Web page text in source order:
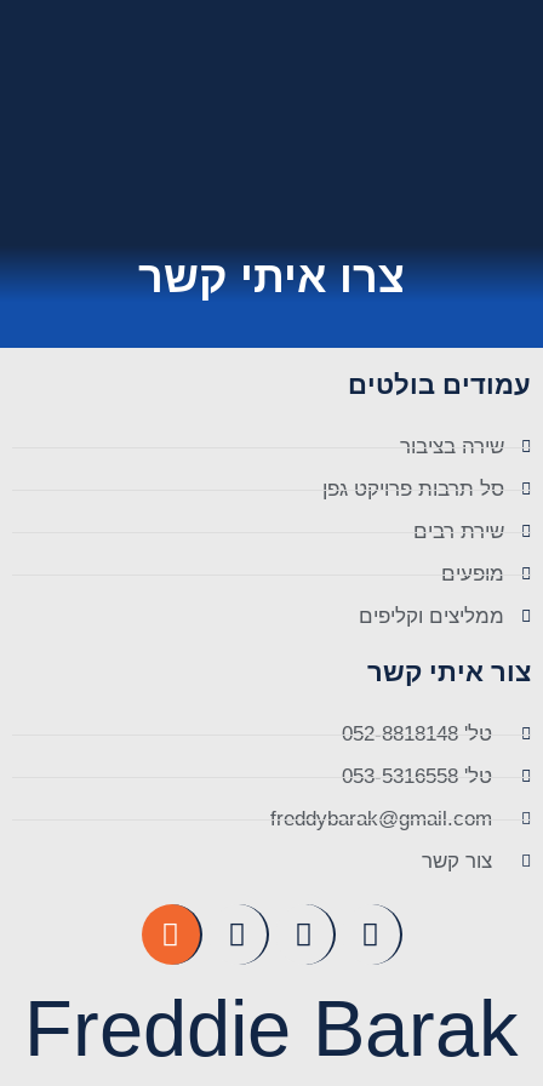
צרו איתי קשר
עמודים בולטים
שירה בציבור
סל תרבות פרויקט גפן
שירת רבים
מופעים
ממליצים וקליפים
צור איתי קשר
טל' 052-8818148
טל' 053-5316558
freddybarak@gmail.com
צור קשר
Freddie Barak